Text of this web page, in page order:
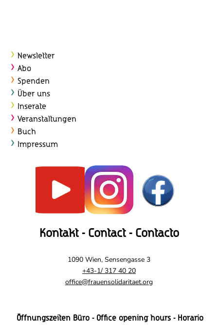
Newsletter
Abo
Spenden
Über uns
Inserate
Veranstaltungen
Buch
Impressum
Kontakt - Contact - Contacto
1090 Wien, Sensengasse 3
+43-1/ 317 40 20
office@frauensolidaritaet.org
Öffnungszeiten Büro - Office opening hours - Horario